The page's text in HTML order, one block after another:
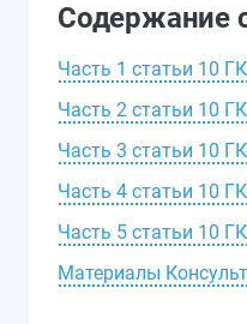
Содержание
Часть 1 статьи 10
Часть 2 статьи 10
Часть 3 статьи 10
Часть 4 статьи 10
Часть 5 статьи 10
Материалы